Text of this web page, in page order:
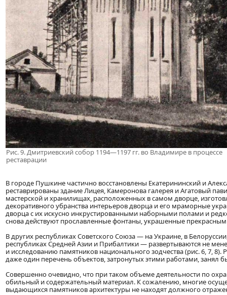
Рис. 9. Дмитриевский собор 1194—1197 гг. во Владимире в процессе
реставрации
В городе Пушкине частично восстановлены Екатерининский и
реставрированы здание Лицея, Камеронова галерея и Агатовый
мастерской и хранилищах, расположенных в самом дворце,
декоративного убранства интерьеров дворца и его мраморные
дворца с их искусно инкрустированными наборными полами и
снова действуют прославленные фонтаны, украшенные
В других республиках Советского Союза — на Украине, в
республиках Средней Азии и Прибалтики — развертываются не
и исследованию памятников национального зодчества (рис. 6, 7, 8).
даже один перечень объектов, затронутых этими работами, занял
Совершенно очевидно, что при таком объеме деятельности по
обильный и содержательный материал. К сожалению, многие
выдающихся памятников архитектуры не находят должного